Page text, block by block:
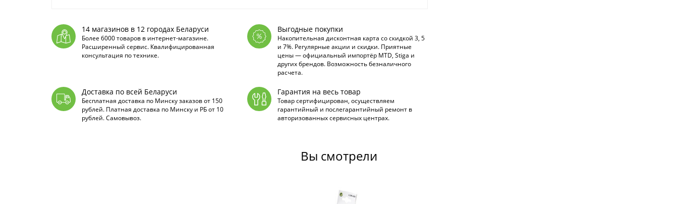
14 магазинов в 12 городах Беларуси
Более 6000 товаров в интернет-магазине.
Расширенный сервис. Квалифицированная
консультация по технике.
Выгодные покупки
Накопительная дисконтная карта со скидкой 3, 5
и 7%. Регулярные акции и скидки. Приятные
цены — официальный импортёр MTD, Stiga и
других брендов. Возможность безналичного
расчета.
Доставка по всей Беларуси
Бесплатная доставка по Минску заказов от 150
рублей. Платная доставка по Минску и РБ от 10
рублей. Самовывоз.
Гарантия на весь товар
Товар сертифицирован, осуществляем
гарантийный и послегарантийный ремонт в
авторизованных сервисных центрах.
Вы смотрели